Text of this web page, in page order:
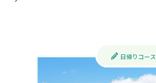
日帰りコース